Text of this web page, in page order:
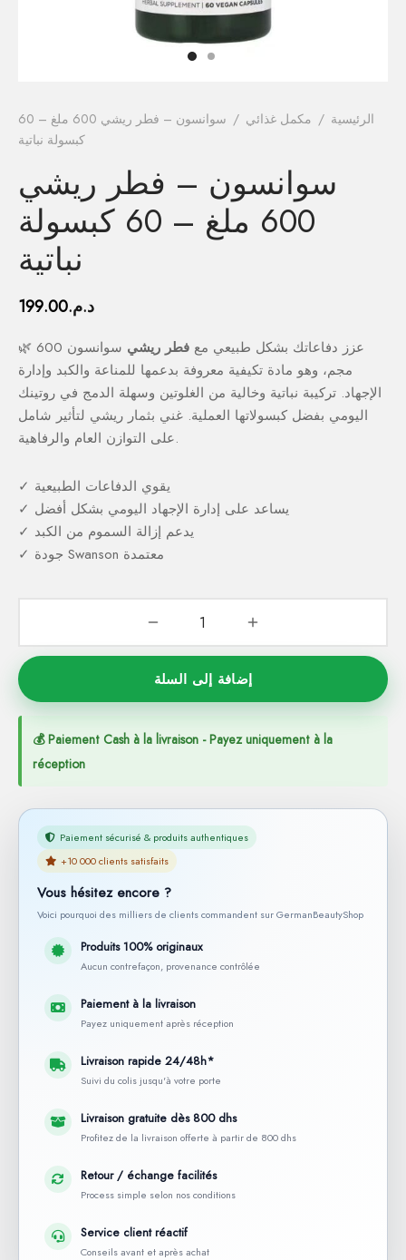
الرئيسية / مكمل غذائي /
سوانسون – فطر ريشي 600 ملغ – 60
كبسولة نباتية
سوانسون – فطر ريشي
600 ملغ – 60 كبسولة
نباتية
د.م.199.00
🌿 عزز دفاعاتك بشكل طبيعي مع فطر ريشي
سوانسون 600
مجم، وهو مادة تكيفية معروفة بدعمها للمناعة والكبد وإدارة
الإجهاد. تركيبة نباتية وخالية من الغلوتين وسهلة الدمج في روتينك
اليومي بفضل كبسولاتها العملية. غني بثمار ريشي لتأثير شامل
على التوازن العام والرفاهية.
✓ يقوي الدفاعات الطبيعية
✓ يساعد على إدارة الإجهاد اليومي بشكل أفضل
✓ يدعم إزالة السموم من الكبد
✓ جودة Swanson معتمدة
إضافة إلى السلة
💰 Paiement Cash à la livraison - Payez uniquement à la
réception
Paiement sécurisé & produits authentiques
+10 000 clients satisfaits
Vous hésitez encore ?
Voici pourquoi des milliers de clients commandent sur GermanBeautyShop
Produits 100% originaux
Aucun contrefaçon, provenance contrôlée
Paiement à la livraison
Payez uniquement après réception
Livraison rapide 24/48h*
Suivi du colis jusqu'à votre porte
Livraison gratuite dès 800 dhs
Profitez de la livraison offerte à partir de 800 dhs
Retour / échange facilités
Process simple selon nos conditions
Service client réactif
Conseils avant et après achat